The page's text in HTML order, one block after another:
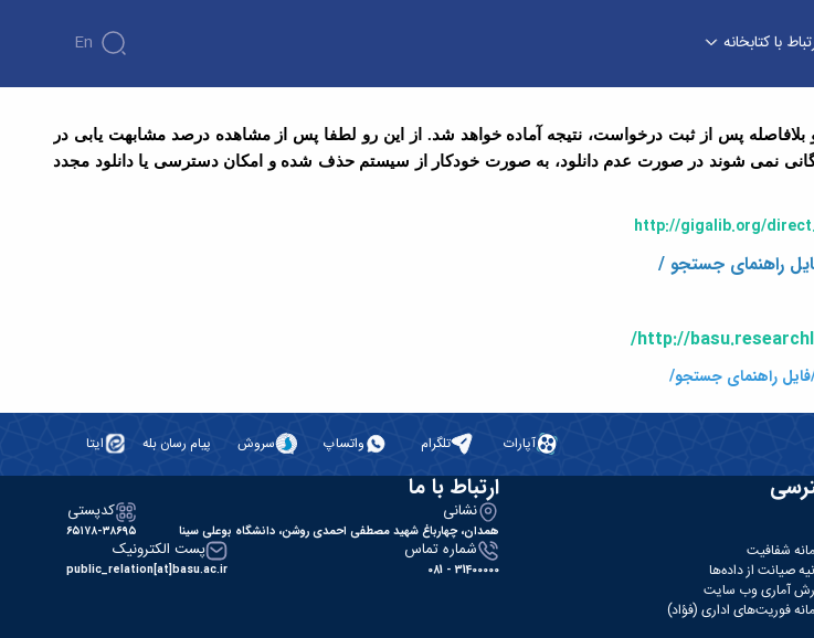
با کتابخانه En
پس از ثبت درخواست، نتیجه آماده خواهد شد. از این رو لطفا پس از مشاهده درصد مشابهت یابی در
بایگانی نمی شوند در صورت عدم دانلود، به صورت خودکار از سیستم حذف شده و امکان دسترسی یا دانلود مجدد
http://gigalib.org/
راهنمای جستجو /
http://
راهنمای جستجو/
آپارات تلگرام واتساپ سروش پیام رسان بله ایتا
شفافیت
صیانت از داده‌ها
آماری وب‌ سایت
فوریت‌های اداری (فؤاد)
ارتباط با ما
نشانی
همدان، چهارباغ شهید مصطفی احمدی روشن، دانشگاه بوعلی سینا
کدپستی
۶۵۱۷۸-۳۸۶۹۵
شماره تماس
31400000 - 081
پست الکترونیک
public_relation[at]basu.ac.ir